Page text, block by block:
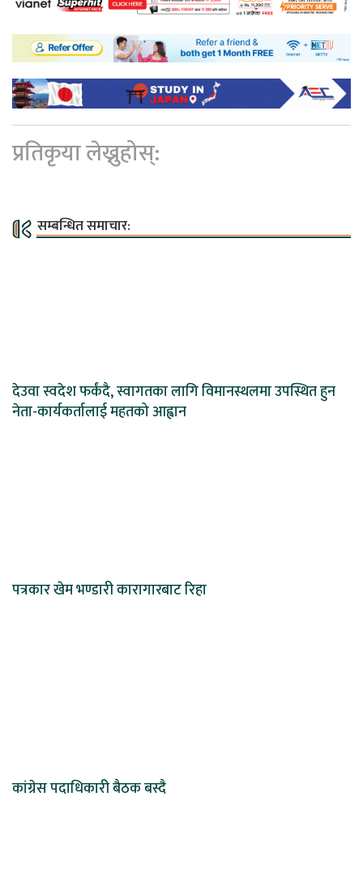
प्रतिकृया लेख्नुहोस्:
सम्बन्धित समाचार:
देउवा स्वदेश फर्कंदै, स्वागतका लागि विमानस्थलमा उपस्थित हुन
नेता-कार्यकर्तालाई महतको आह्वान
पत्रकार खेम भण्डारी कारागारबाट रिहा
कांग्रेस पदाधिकारी बैठक बस्दै